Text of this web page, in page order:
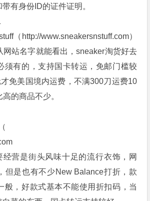
有身份ID的证件证明。
（http://www.sneakersnstuff.com）
网站名字就能看出，sneaker淘货好去
须有的，支持国卡转运，免邮门槛较
免美国境内运费，不满300刀运费10
的商品不少。
经营是街头风味十足的流行衣饰，网
但是也有不少New Balance打折，款
般，好款式基本不能使用折扣码，当